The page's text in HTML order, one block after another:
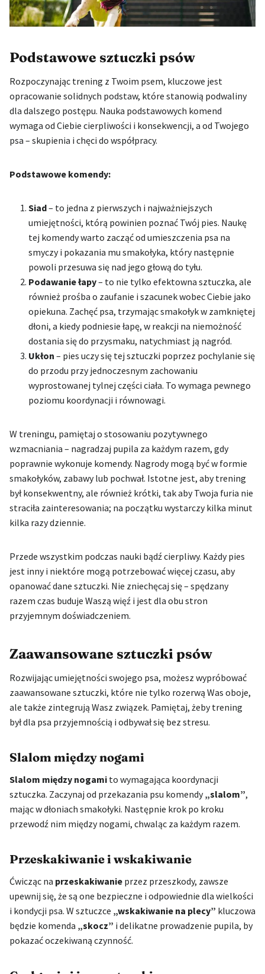
Podstawowe sztuczki psów
Rozpoczynając trening z Twoim psem, kluczowe jest
opracowanie solidnych podstaw, które stanowią podwaliny
dla dalszego postępu. Nauka podstawowych komend
wymaga od Ciebie cierpliwości i konsekwencji, a od Twojego
psa – skupienia i chęci do współpracy.
Podstawowe komendy:
Siad– to jedna z pierwszych i najważniejszych
umiejętności, którą powinien poznać Twój pies. Naukę
tej komendy warto zacząć od umieszczenia psa na
smyczy i pokazania mu smakołyka, który następnie
powoli przesuwa się nad jego głową do tyłu.
Podawanie łapy– to nie tylko efektowna sztuczka, ale
również prośba o zaufanie i szacunek wobec Ciebie jako
opiekuna. Zachęć psa, trzymając smakołyk w zamkniętej
dłoni, a kiedy podniesie łapę, w reakcji na niemożność
dostania się do przysmaku, natychmiast ją nagród.
Ukłon – pies uczy się tej sztuczki poprzez pochylanie się
do przodu przy jednoczesnym zachowaniu
wyprostowanej tylnej części ciała. To wymaga pewnego
poziomu koordynacji i równowagi.
W treningu, pamiętaj o stosowaniu pozytywnego
wzmacniania – nagradzaj pupila za każdym razem, gdy
poprawnie wykonuje komendy. Nagrody mogą być w formie
smakołyków, zabawy lub pochwał. Istotne jest, aby trening
był konsekwentny, ale również krótki, tak aby Twoja furia nie
straciła zainteresowania; na początku wystarczy kilka minut
kilka razy dziennie.
Przede wszystkim podczas nauki bądź cierpliwy. Każdy pies
jest inny i niektóre mogą potrzebować więcej czasu, aby
opanować dane sztuczki. Nie zniechęcaj się – spędzany
razem czas buduje Waszą więź i jest dla obu stron
przyjemnym doświadczeniem.
Zaawansowane sztuczki psów
Rozwijając umiejętności swojego psa, możesz wypróbować
zaawansowane sztuczki, które nie tylko rozerwą Was oboje,
ale także zintegrują Wasz związek. Pamiętaj, żeby trening
był dla psa przyjemnością i odbywał się bez stresu.
Slalom między nogami
Slalom między nogami to wymagająca koordynacji
sztuczka. Zaczynaj od przekazania psu komendy„slalom”,
mając w dłoniach smakołyki. Następnie krok po kroku
przewodź nim między nogami, chwaląc za każdym razem.
Przeskakiwanie i wskakiwanie
Ćwicząc na przeskakiwanie przez przeszkody, zawsze
upewnij się, że są one bezpieczne i odpowiednie dla wielkości
i kondycji psa. W sztuczce „wskakiwanie na plecy” kluczowa
będzie komenda „skocz” i delikatne prowadzenie pupila, by
pokazać oczekiwaną czynność.